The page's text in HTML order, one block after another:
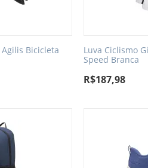
Bicicleta
Luva Ciclismo
Speed Branca
R$187,98